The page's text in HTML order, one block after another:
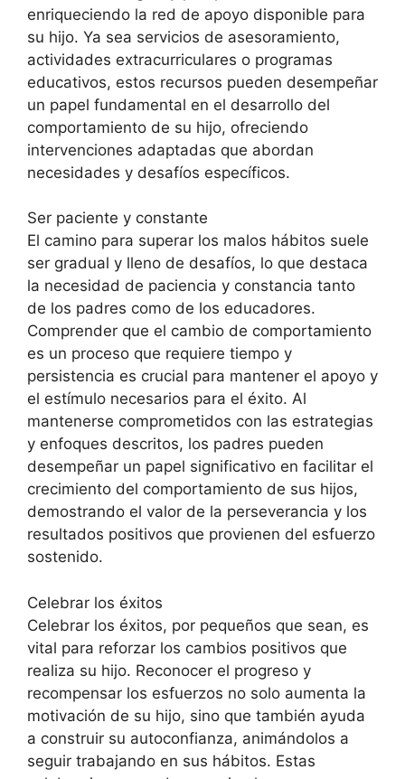
enriqueciendo la red de apoyo disponible para
su hijo. Ya sea servicios de asesoramiento,
actividades extracurriculares o programas
educativos, estos recursos pueden desempeñar
un papel fundamental en el desarrollo del
comportamiento de su hijo, ofreciendo
intervenciones adaptadas que abordan
necesidades y desafíos específicos.
Ser paciente y constante
El camino para superar los malos hábitos suele
ser gradual y lleno de desafíos, lo que destaca
la necesidad de paciencia y constancia tanto
de los padres como de los educadores.
Comprender que el cambio de comportamiento
es un proceso que requiere tiempo y
persistencia es crucial para mantener el apoyo y
el estímulo necesarios para el éxito. Al
mantenerse comprometidos con las estrategias
y enfoques descritos, los padres pueden
desempeñar un papel significativo en facilitar el
crecimiento del comportamiento de sus hijos,
demostrando el valor de la perseverancia y los
resultados positivos que provienen del esfuerzo
sostenido.
Celebrar los éxitos
Celebrar los éxitos, por pequeños que sean, es
vital para reforzar los cambios positivos que
realiza su hijo. Reconocer el progreso y
recompensar los esfuerzos no solo aumenta la
motivación de su hijo, sino que también ayuda
a construir su autoconfianza, animándolos a
seguir trabajando en sus hábitos. Estas